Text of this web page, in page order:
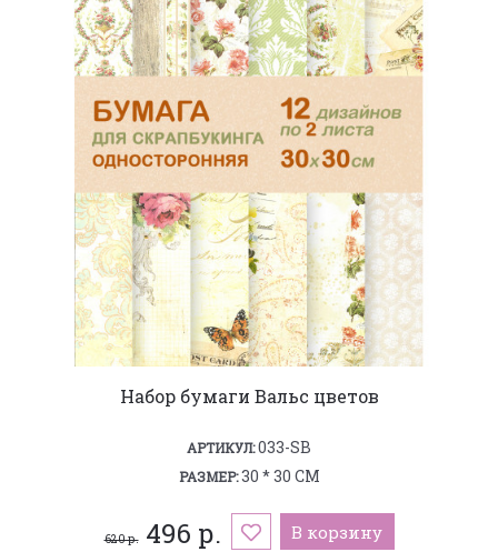
Набор бумаги Вальс цветов
АРТИКУЛ:033-SB
РАЗМЕР:30 * 30 СМ
620 р.496 р. В корзину